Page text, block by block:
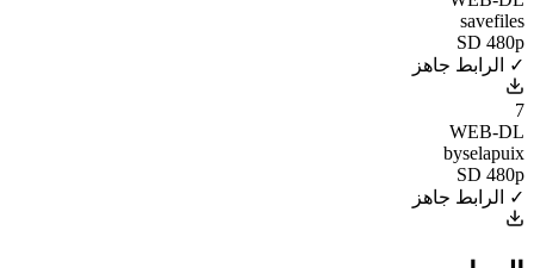
savefiles
SD 480p
✓ الرابط جاهز
7
WEB-DL
byselapuix
SD 480p
✓ الرابط جاهز